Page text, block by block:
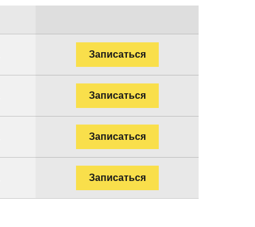
Записаться
Записаться
Записаться
Записаться